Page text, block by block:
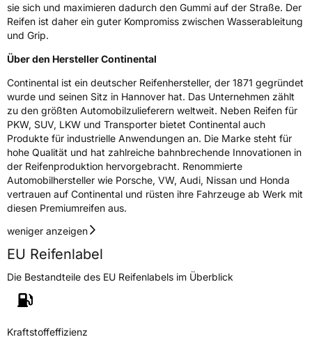
sie sich und maximieren dadurch den Gummi auf der Straße. Der
Reifen ist daher ein guter Kompromiss zwischen Wasserableitung
und Grip.
Über den Hersteller Continental
Continental ist ein deutscher Reifenhersteller, der 1871 gegründet
wurde und seinen Sitz in Hannover hat. Das Unternehmen zählt
zu den größten Automobilzulieferern weltweit. Neben Reifen für
PKW, SUV, LKW und Transporter bietet Continental auch
Produkte für industrielle Anwendungen an. Die Marke steht für
hohe Qualität und hat zahlreiche bahnbrechende Innovationen in
der Reifenproduktion hervorgebracht. Renommierte
Automobilhersteller wie Porsche, VW, Audi, Nissan und Honda
vertrauen auf Continental und rüsten ihre Fahrzeuge ab Werk mit
diesen Premiumreifen aus.
weniger anzeigen
EU Reifenlabel
Die Bestandteile des EU Reifenlabels im Überblick
Kraftstoffeffizienz